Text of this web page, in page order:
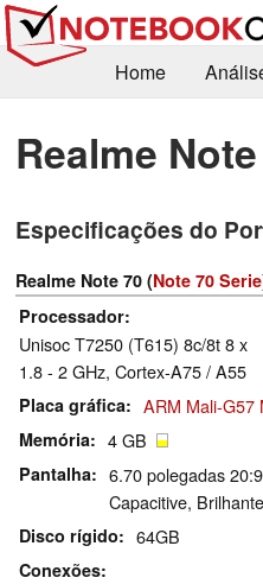
Home
Busca
Contacto
Realme
Especificações do
Realme Note 70 (Note 70 Serie
Processador
Unisoc T7250 (T615) 8c/8t 8 x
1.8 - 2 GHz, Cortex-A75 / A55
Placa gráfica ARM Mali-G57
Memória 4 GB
Pantalha
6.70 polegadas
Capacitive,
Disco rígido 64GB
Conexões